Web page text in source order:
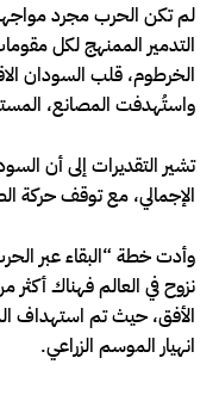
لم تكن الحرب مجرد
التدمير الممنهج لكل
الخرطوم، قلب السودان
واستُهدفت المصانع،
الإجمالي، مع توقف حركة
وأدت خطة “البقاء عبر
الأفق، حيث تم استهداف
انهيار الموسم الزراعي.